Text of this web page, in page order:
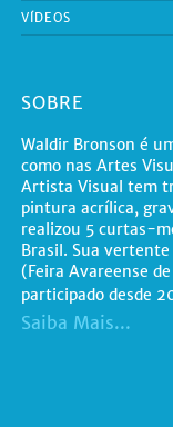
VÍDEOS
SOBRE
Waldir Bronson é
como nas Artes
Artista Visual tem
pintura acrílica,
realizou 5 curtas-
Brasil. Sua
(Feira Avareense
participado desde
Saiba Mais...